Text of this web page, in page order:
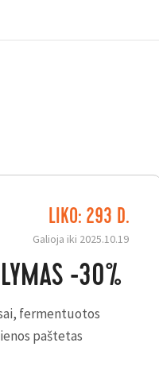
LIKO: 293 D.
Galioja iki 2025.10.19
-30%
fermentuotos
paštetas